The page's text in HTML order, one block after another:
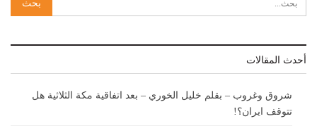
أحدث المقالات
شروق وغروب – بقلم خليل الخوري – بعد اتفاقية مكة الثلاثية هل
تتوقف ايران؟!